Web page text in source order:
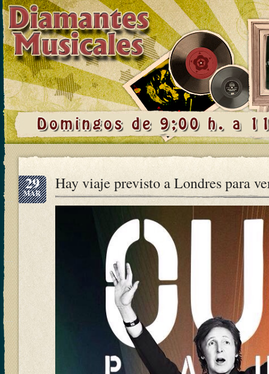
29
MAR
Hay viaje previsto a Londres para